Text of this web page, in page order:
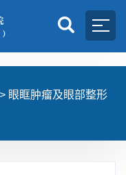
> 眼眶肿瘤及眼部整形